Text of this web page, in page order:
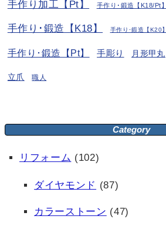
手作り加工【Pt】 手作り･鍛造【K18/Pt】
手作り･鍛造【K18】 手作り･鍛造【K20】
手作り･鍛造【Pt】 手彫り 月形甲丸
立爪 職人
Category
リフォーム (102)
ダイヤモンド (87)
カラーストーン (47)